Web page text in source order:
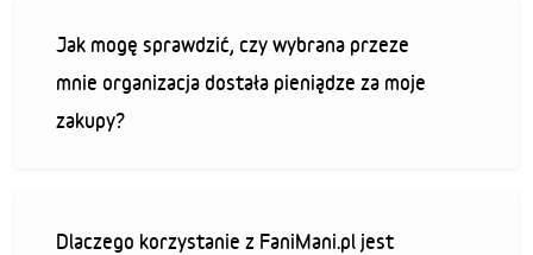
Jak mogę sprawdzić, czy wybrana przeze
mnie organizacja dostała pieniądze za moje
zakupy?
Dlaczego korzystanie z FaniMani.pl jest